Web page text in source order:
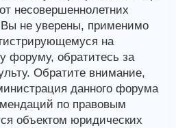
несовершеннолетних
не уверены, применимо
на
форуму, обратитесь за
Обратите внимание,
данного форума
по правовым
объектом юридических